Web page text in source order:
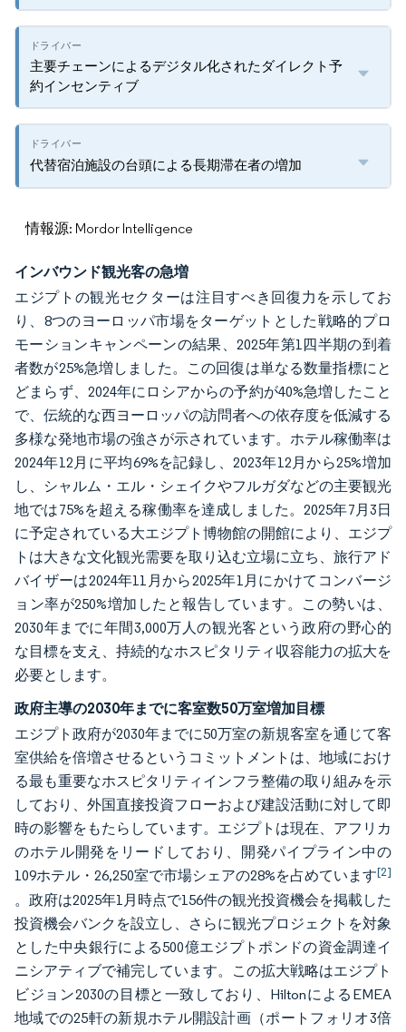
主要チェーンによるデジタル化されたダイレクト予
約インセンティブ
代替宿泊施設の台頭による長期滞在者の増加
情報源: Mordor Intelligence
インバウンド観光客の急増
エジプトの観光セクターは注目すべき回復力を示してお
り、8つのヨーロッパ市場をターゲットとした戦略的プロ
モーションキャンペーンの結果、2025年第1四半期の到着
者数が25%急増しました。この回復は単なる数量指標にと
どまらず、2024年にロシアからの予約が40%急増したこと
で、伝統的な西ヨーロッパの訪問者への依存度を低減する
多様な発地市場の強さが示されています。ホテル稼働率は
2024年12月に平均69%を記録し、2023年12月から25%増加
し、シャルム・エル・シェイクやフルガダなどの主要観光
地では75%を超える稼働率を達成しました。2025年7月3日
に予定されている大エジプト博物館の開館により、エジプ
トは大きな文化観光需要を取り込む立場に立ち、旅行アド
バイザーは2024年11月から2025年1月にかけてコンバージ
ョン率が250%増加したと報告しています。この勢いは、
2030年までに年間3,000万人の観光客という政府の野心的
な目標を支え、持続的なホスピタリティ収容能力の拡大を
必要とします。
政府主導の2030年までに客室数50万室増加目標
エジプト政府が2030年までに50万室の新規客室を通じて客
室供給を倍増させるというコミットメントは、地域におけ
る最も重要なホスピタリティインフラ整備の取り組みを示
しており、外国直接投資フローおよび建設活動に対して即
時の影響をもたらしています。エジプトは現在、アフリカ
のホテル開発をリードしており、開発パイプライン中の
109ホテル・26,250室で市場シェアの28%を占めています[2]
。政府は2025年1月時点で156件の観光投資機会を掲載した
投資機会バンクを設立し、さらに観光プロジェクトを対象
とした中央銀行による500億エジプトポンドの資金調達イ
ニシアティブで補完しています。この拡大戦略はエジプト
ビジョン2030の目標と一致しており、HiltonによるEMEA
地域での25軒の新規ホテル開設計画（ポートフォリオ3倍